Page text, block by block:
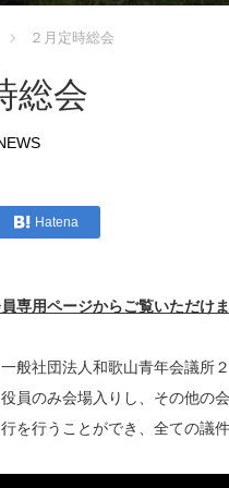
２月定時総会
総会
Hatena
専用ページからご覧いただけ
般社団法人和歌山青年会議所
員のみ会場入りし、その他の
を行うことができ、全ての議